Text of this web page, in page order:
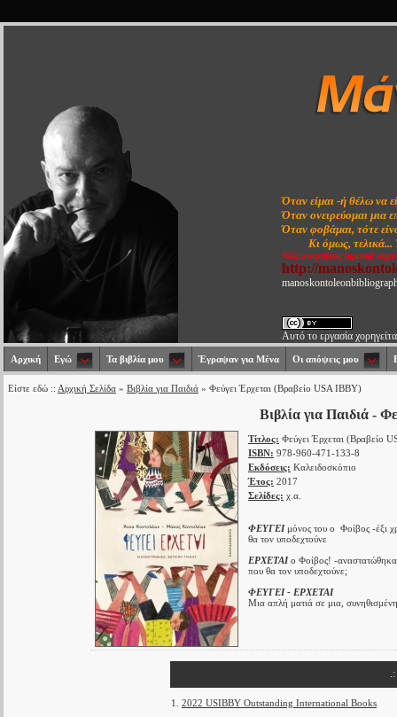
Όταν είμαι -ή θέλω να
Όταν ονειρεύομαι μια
Όταν φοβάμαι, τότε
Κι όμως, τελικά...
Νέες αναρτήσεις (κριτικά
http://
Αυτό το εργασία
Αρχική Εγώ Τα βιβλία μου Έγραψαν για Μένα Οι απόψεις μου
Είστε εδώ :: Αρχική Σελίδα » Βιβλία για Παιδιά » Φεύγει Έρχεται (Βραβείο USA IBBY)
Βιβλία για Παιδιά -
Τίτλος: Φεύγει Έρχεται (Βραβείο
ISBN: 978-960-471-133-8
Εκδόσεις: Καλειδοσκόπιο
Έτος: 2017
Σελίδες: χ.α.
ΦΕΥΓΕΙμόνος του ο Φοίβος -έξι
θα τον υποδεχτούνε
ΕΡΧΕΤΑΙο Φοίβος! -
που θα τον υποδεχτούνε;
ΦΕΥΓΕΙ - ΕΡΧΕΤΑΙ
Μια απλή ματιά σε μια,
1. 2022 USIBBY Outstanding International Books